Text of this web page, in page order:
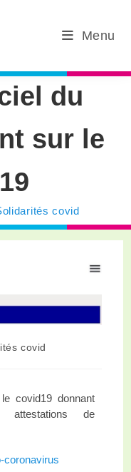
Menu
du
sur le
covid
covid
covid19 donnant
de
coronavirus